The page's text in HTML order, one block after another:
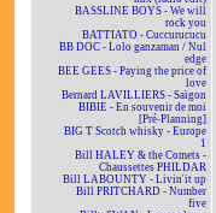
BASSLINE BOYS - We will
rock you
BATTIATO - Cuccurucucu
BB DOC - Lolo ganzaman / Nul
edge
BEE GEES - Paying the price of
love
Bernard LAVILLIERS - Saïgon
BIBIE - En souvenir de moi
[Pré-Planning]
BIG T Scotch whisky - Europe
1
Bill HALEY & the Comets -
Chaussettes PHILDAR
Bill LABOUNTY - Livin'it up
Bill PRITCHARD - Number
five